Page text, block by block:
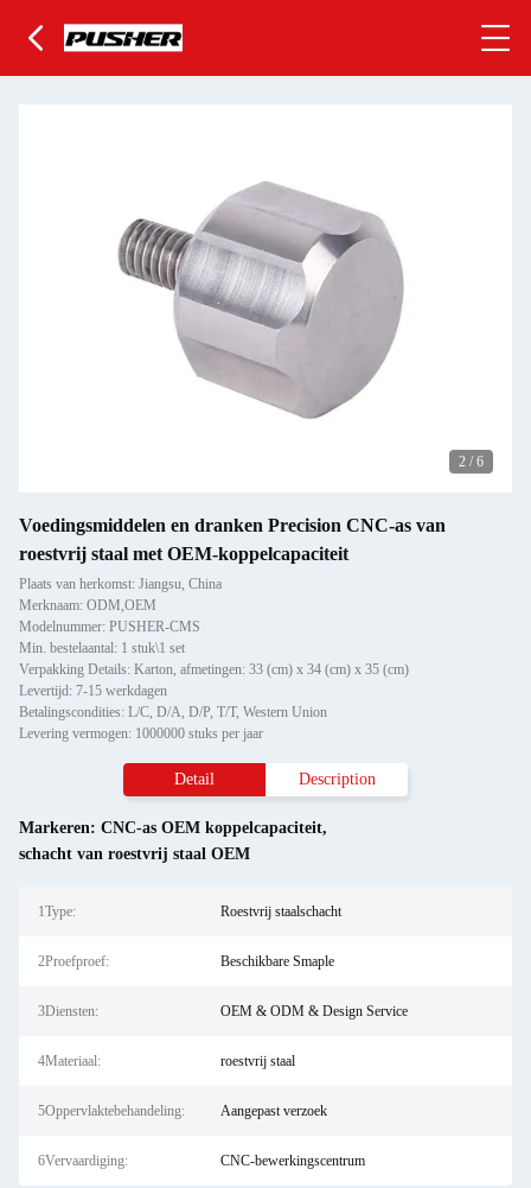
2 / 6
Voedingsmiddelen en dranken Precision CNC-as van
roestvrij staal met OEM-koppelcapaciteit
Plaats van herkomst: Jiangsu, China
Merknaam: ODM,OEM
Modelnummer: PUSHER-CMS
Min. bestelaantal: 1 stuk\1 set
Verpakking Details: Karton, afmetingen: 33 (cm) x 34 (cm) x 35 (cm)
Levertijd: 7-15 werkdagen
Betalingscondities: L/C, D/A, D/P, T/T, Western Union
Levering vermogen: 1000000 stuks per jaar
Detail Description
Markeren: CNC-as OEM koppelcapaciteit,
schacht van roestvrij staal OEM
1Type: Roestvrij staalschacht
2Proefproef: Beschikbare Smaple
3Diensten: OEM & ODM & Design Service
4Materiaal: roestvrij staal
5Oppervlaktebehandeling: Aangepast verzoek
6Vervaardiging: CNC-bewerkingscentrum